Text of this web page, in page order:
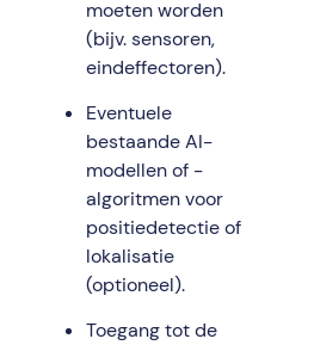
moeten worden
(bijv. sensoren,
eindeffectoren).
Eventuele
bestaande AI-
modellen of -
algoritmen voor
positiedetectie of
lokalisatie
(optioneel).
Toegang tot de